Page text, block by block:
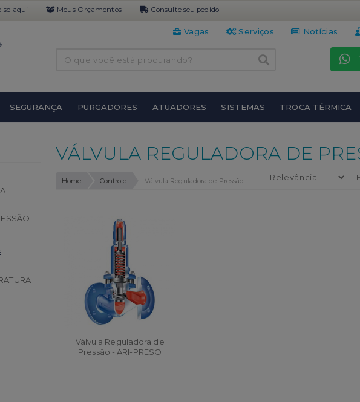
se aqui Meus Orçamentos Consulte seu pedido
Vagas Serviços Notícias
SEGURANÇA PURGADORES ATUADORES SISTEMAS TROCA TÉRMICA
VÁLVULA REGULADORA DE
Home Controle Válvula Reguladora de Pressão
Válvula Reguladora de
Pressão - ARI-PRESO